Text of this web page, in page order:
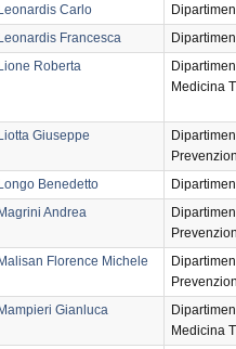
Carlo
Francesca
Roberta
Medicina
Giuseppe
Benedetto
Andrea
Florence Michele
Gianluca
Medicina